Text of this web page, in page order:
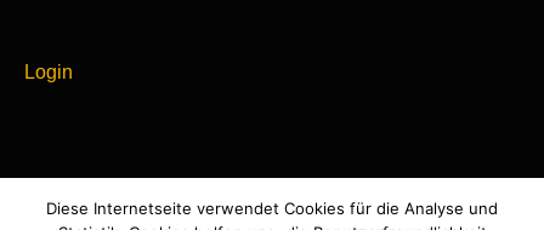
Login
Powered by
Diese Internetseite verwendet Cookies für die Analyse und